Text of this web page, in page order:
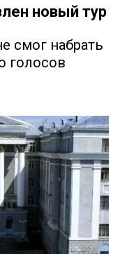
новый тур
смог набрать
голосов